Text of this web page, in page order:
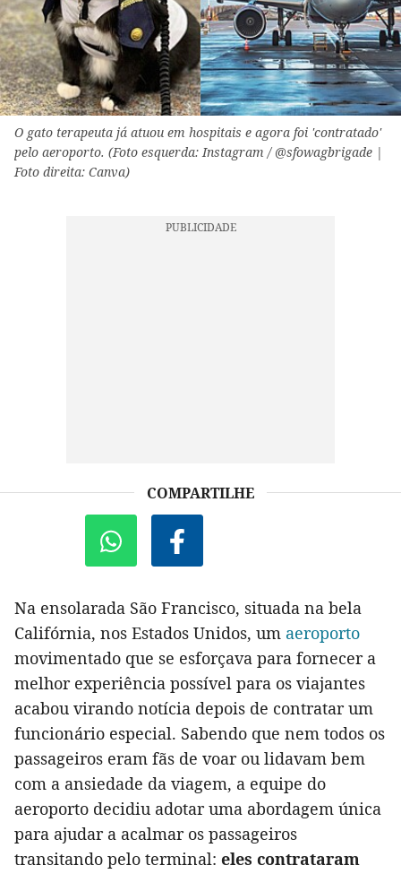
O gato terapeuta já atuou em hospitais e agora foi 'contratado'
pelo aeroporto. (Foto esquerda: Instagram / @sfowagbrigade |
Foto direita: Canva)
COMPARTILHE
Na ensolarada São Francisco, situada na bela
Califórnia, nos Estados Unidos, um aeroporto
movimentado que se esforçava para fornecer a
melhor experiência possível para os viajantes
acabou virando notícia depois de contratar um
funcionário especial. Sabendo que nem todos os
passageiros eram fãs de voar ou lidavam bem
com a ansiedade da viagem, a equipe do
aeroporto decidiu adotar uma abordagem única
para ajudar a acalmar os passageiros
transitando pelo terminal: eles contrataram